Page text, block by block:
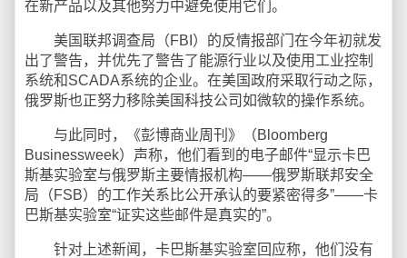
在新产品以及其他努力中避免使用它们。
美国联邦调查局（FBI）的反情报部门在今年初就发
出了警告，并优先了警告了能源行业以及使用工业控制
系统和SCADA系统的企业。在美国政府采取行动之际，
俄罗斯也正努力移除美国科技公司如微软的操作系统。
与此同时，《彭博商业周刊》（Bloomberg
Businessweek）声称，他们看到的电子邮件“显示卡巴
斯基实验室与俄罗斯主要情报机构——俄罗斯联邦安全
局（FSB）的工作关系比公开承认的要紧密得多”——卡
巴斯基实验室“证实这些邮件是真实的”。
针对上述新闻，卡巴斯基实验室回应称，他们没有